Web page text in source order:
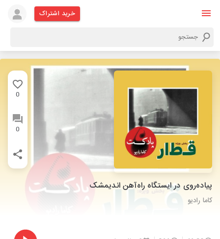
خرید اشتراک
0
0
پیاده‌روی در ایستگاه راه‌آهن اندیمشک
کاما رادیو